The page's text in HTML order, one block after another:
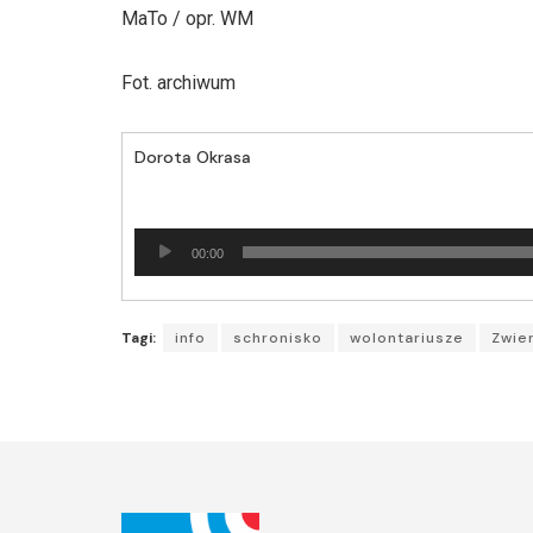
MaTo / opr. WM
Fot. archiwum
Dorota Okrasa
plików
00:00
Tagi: info schronisko wolontariusze